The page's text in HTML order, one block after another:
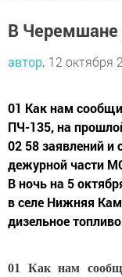
В Черемшане
автор, 12 октября
01 Как нам
ПЧ-135, на
02 58 заявлений и
дежурной части
В ночь на 5
в селе Нижняя
дизельное
01 Как нам